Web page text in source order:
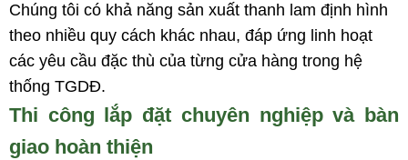
Chúng tôi có khả năng sản xuất thanh lam định hình
theo nhiều quy cách khác nhau, đáp ứng linh hoạt
các yêu cầu đặc thù của từng cửa hàng trong hệ
thống TGDĐ.
Thi công lắp đặt chuyên nghiệp và bàn
giao hoàn thiện